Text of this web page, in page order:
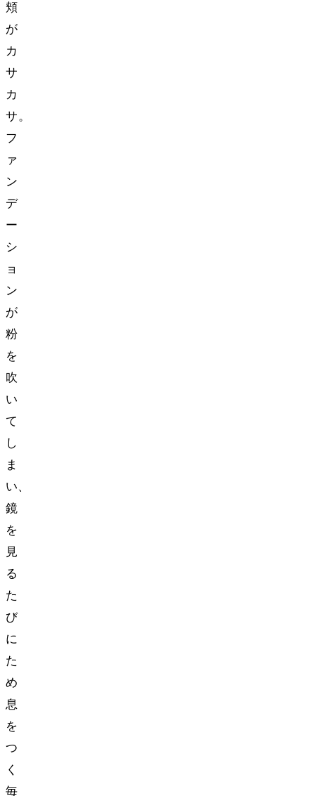
頬
が
カ
サ
カ
サ……。
フ
ァ
ン
デ
ー
シ
ョ
ン
が
粉
を
吹
い
て
し
ま
い、
鏡
を
見
る
た
び
に
た
め
息
を
つ
く
毎